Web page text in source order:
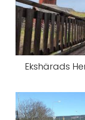
Ekshärads